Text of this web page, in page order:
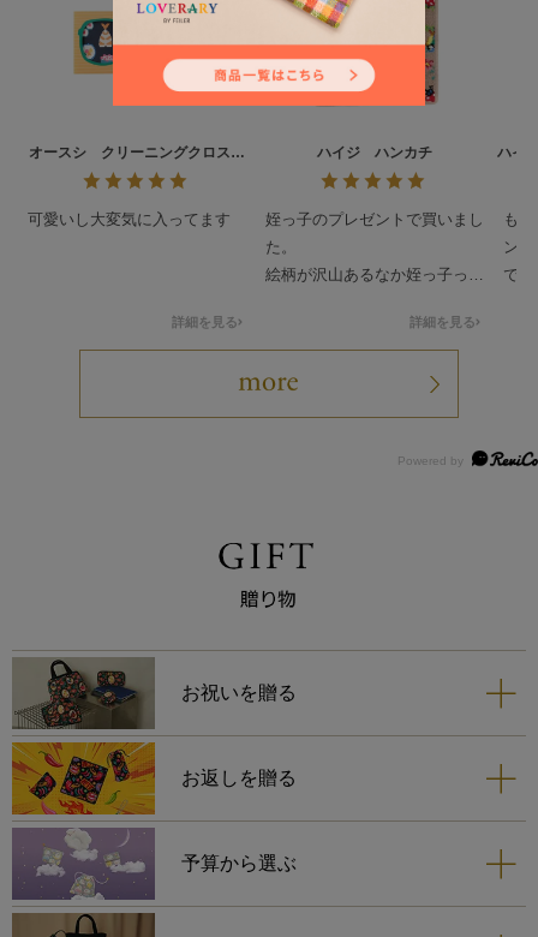
オースシ クリーニングクロス
L/CCOHS-193021
詳細を見る
可愛いし大変気に入ってます
ハイジ ハンカチ
詳細を見る
姪っ子のプレゼントで買いまし
た。
絵柄が沢山あるなか姪っ子っぽ
ャだったみたいで喜んで貰いま
ハイ
も
ン
で
お祝いを贈る
お返しを贈る
予算から選ぶ